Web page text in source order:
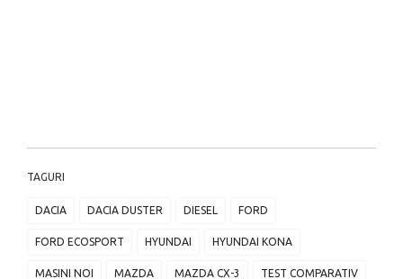
TAGURI
DACIA DACIA DUSTER DIESEL FORD
FORD ECOSPORT HYUNDAI HYUNDAI KONA
MASINI NOI MAZDA MAZDA CX-3 TEST COMPARATIV